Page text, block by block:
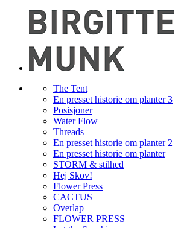
The Tent
En presset historie om planter 3
Posisjoner
Water Flow
Threads
En presset historie om planter 2
En presset historie om planter
STORM & stilhed
Hej Skov!
Flower Press
CACTUS
Overlap
FLOWER PRESS